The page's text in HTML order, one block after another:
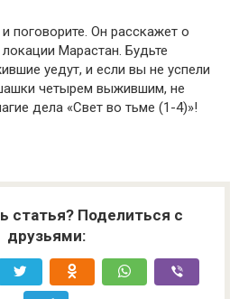
поговорите. Он расскажет о
Марастан. Будьте
уедут, и если вы не успели
четырем выжившим, не
дела «Свет во тьме (1-4)»!
статья? Поделиться с
друзьями: